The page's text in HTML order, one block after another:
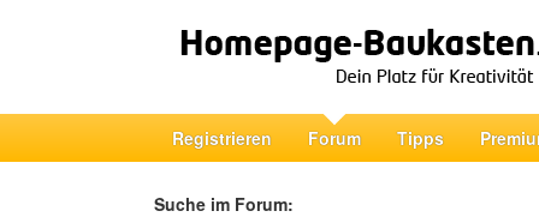
Registrieren Forum Tipps
Suche im Forum: